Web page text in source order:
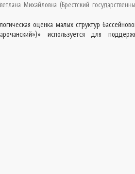
Михайловна (Брестский
оценка малых структур
используется для